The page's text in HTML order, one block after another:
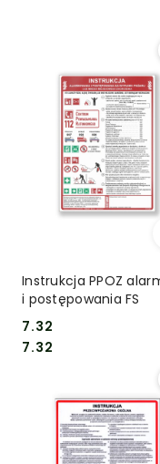
Instrukcja PPOZ
i postępowania FS
Cena:
7.32
Cena:
7.32